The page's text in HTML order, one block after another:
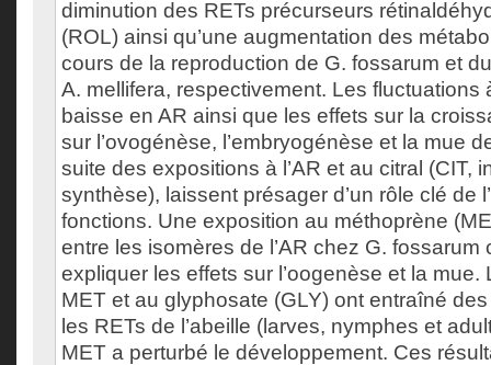
diminution des RETs précurseurs
(ROL) ainsi qu’une augmentation des
cours de la reproduction de G. fossarum et
A. mellifera, respectivement. Les fluctuations
baisse en AR ainsi que les effets sur la
sur l’ovogénèse, l’embryogénèse et la mue
suite des expositions à l’AR et au citral (CIT,
synthèse), laissent présager d’un rôle clé de
fonctions. Une exposition au méthoprène
entre les isomères de l’AR chez G. fossarum
expliquer les effets sur l’oogenèse et la
MET et au glyphosate (GLY) ont entraîné
les RETs de l’abeille (larves, nymphes et
MET a perturbé le développement. Ces